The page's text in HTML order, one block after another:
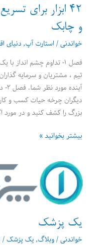
۴۲ ابزار برای
و چابک
خواندنی/استارت آپ,دنیای
فصل ۱- تداوم چشم انداز
تیم ، مشتریان و سرمایه
دیگران چرخه حیات کسب و
بزرگ را کشف کنید و در مورد
کتاب
رشد
کن،
تغییرش
۴۲
ابزار
بیشتر بخوانید »
یک پزشک
خواندنی/وبلاگ,یک پزشک/